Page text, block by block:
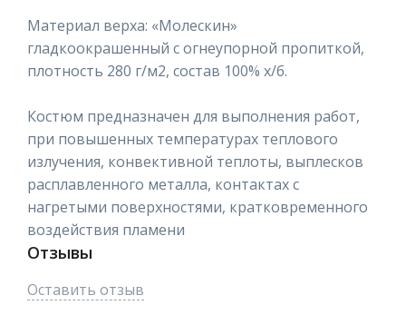
Материал верха: «Молескин»
гладкоокрашенный с огнеупорной пропиткой,
плотность 280 г/м2, состав 100% х/б.
Костюм предназначен для выполнения работ,
при повышенных температурах теплового
излучения, конвективной теплоты, выплесков
расплавленного металла, контактах с
нагретыми поверхностями, кратковременного
воздействия пламени
Отзывы
Оставить отзыв